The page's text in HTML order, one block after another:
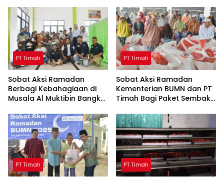
PT Timah
Sobat Aksi Ramadan
Berbagi Kebahagiaan di
Musala Al Muktibin Bangka
dan Piatu
PT Timah
Sobat Aksi Ramadan
Kementerian BUMN dan PT
Timah Bagi Paket Sembako
Barat
PT Timah PT Timah